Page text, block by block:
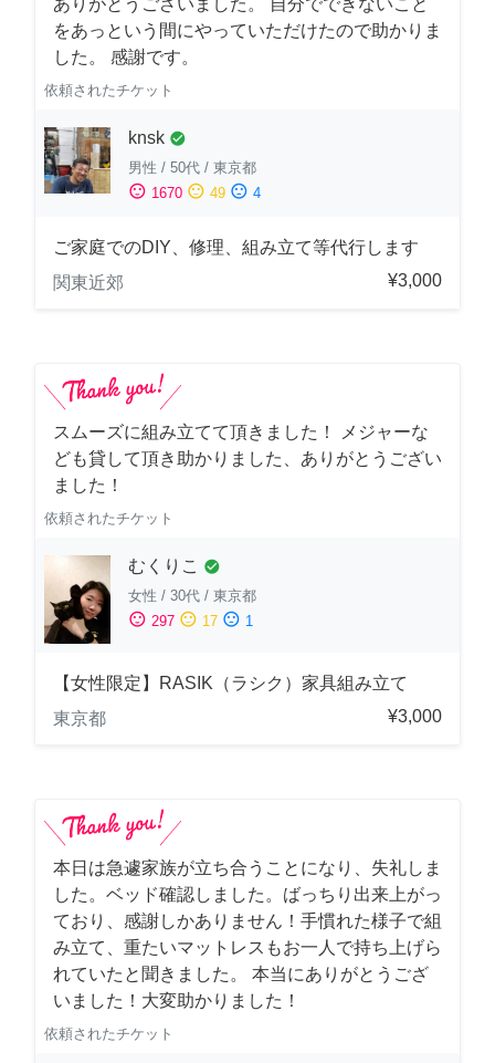
ありがとうございました。 自分でできないこと
をあっという間にやっていただけたので助かりま
した。 感謝です。
依頼されたチケット
knsk check_circle
男性 / 50代 / 東京都
sentiment_satisfied 1670 sentiment_neutral 49 sentiment_dissatisfied 4
ご家庭でのDIY、修理、組み立て等代行します
関東近郊
¥3,000
スムーズに組み立てて頂きました！ メジャーな
ども貸して頂き助かりました、ありがとうござい
ました！
依頼されたチケット
むくりこ check_circle
女性 / 30代 / 東京都
sentiment_satisfied 297 sentiment_neutral 17 sentiment_dissatisfied 1
【女性限定】RASIK（ラシク）家具組み立て
東京都
¥3,000
本日は急遽家族が立ち合うことになり、失礼しま
した。ベッド確認しました。ばっちり出来上がっ
ており、感謝しかありません！手慣れた様子で組
み立て、重たいマットレスもお一人で持ち上げら
れていたと聞きました。 本当にありがとうござ
いました！大変助かりました！
依頼されたチケット